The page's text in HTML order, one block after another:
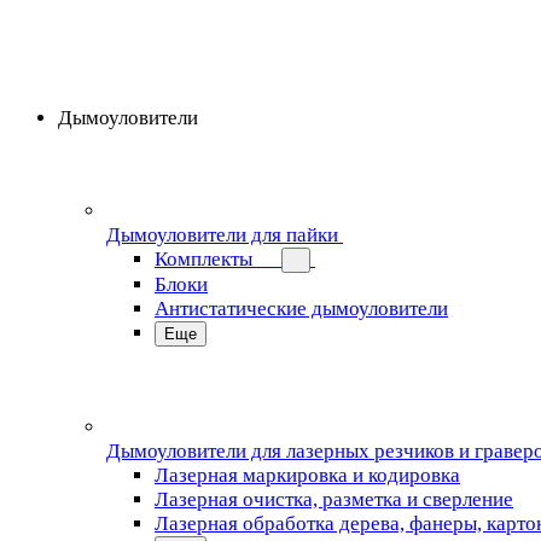
Дымоуловители
Дымоуловители для пайки
Комплекты
Блоки
Антистатические дымоуловители
Еще
Дымоуловители для лазерных резчиков и
Лазерная маркировка и кодировка
Лазерная очистка, разметка и сверление
Лазерная обработка дерева, фанеры,